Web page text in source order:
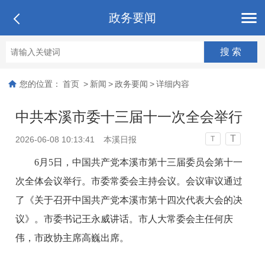
政务要闻
您的位置： 首页 > 新闻 > 政务要闻 > 详细内容
中共本溪市委十三届十一次全会举行
2026-06-08 10:13:41 本溪日报 T T
6月5日，中国共产党本溪市第十三届委员会第十一
次全体会议举行。市委常委会主持会议。会议审议通过
了《关于召开中国共产党本溪市第十四次代表大会的决
议》。市委书记王永威讲话。市人大常委会主任何庆
伟，市政协主席高巍出席。